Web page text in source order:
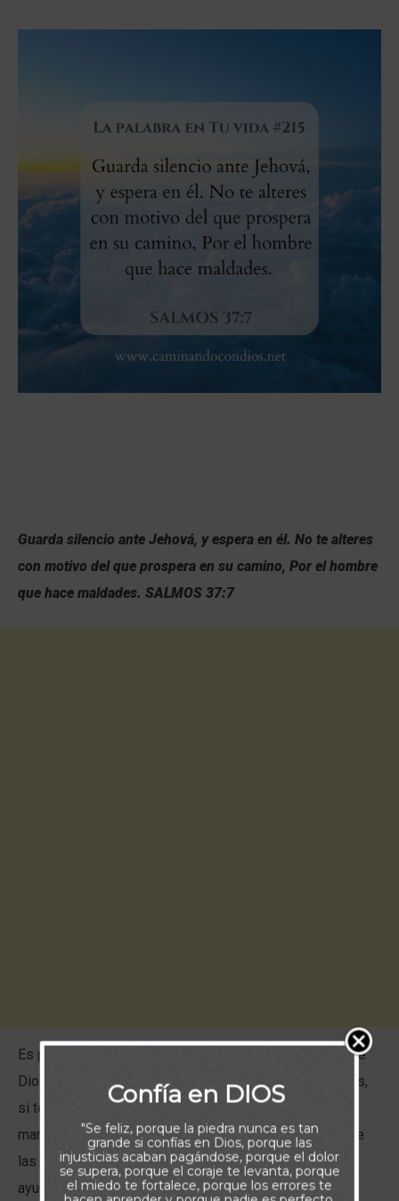
Guarda silencio ante Jehová, y espera en él. No te alteres
con motivo del que prospera en su camino, Por el hombre
que hace maldades. SALMOS 37:7
Es prácticamente imposible disfrutar de la presencia de
Dios y también preocuparse al mismo tiempo. Entonces,
si te estás inquietando por algo hoy y no sabes cómo
manejarlo, intenta esto: deja de preocuparte por ello, lee
las Escrituras y reflexiona en cómo fielmente Él ha
ayudado a otros en el pasado.
Confía en DIOS
"Se feliz, porque la piedra nunca es tan
grande si confías en Dios, porque las
injusticias acaban pagándose, porque el dolor
se supera, porque el coraje te levanta, porque
el miedo te fortalece, porque los errores te